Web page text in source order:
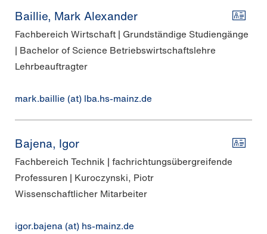
Baillie, Mark Alexander
Fachbereich Wirtschaft | Grundständige Studiengänge
| Bachelor of Science Betriebswirtschaftslehre
Lehrbeauftragter
mark.baillie (at) lba.hs-mainz.de
Bajena, Igor
Fachbereich Technik | fachrichtungsübergreifende
Professuren | Kuroczynski, Piotr
Wissenschaftlicher Mitarbeiter
igor.bajena (at) hs-mainz.de